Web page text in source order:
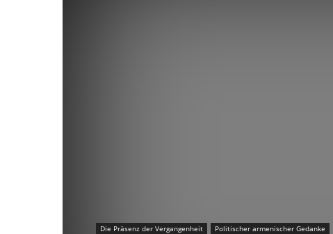
Die Präsenz der Vergangenheit Politischer armenischer Gedanke